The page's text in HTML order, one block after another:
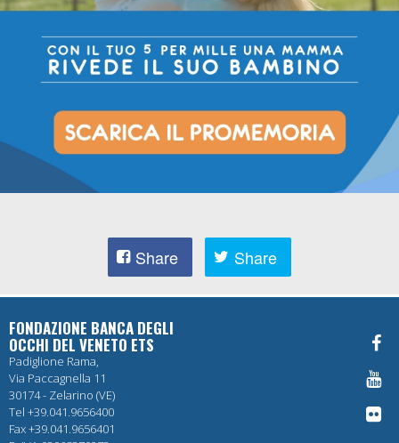
Share Share
FONDAZIONE BANCA DEGLI
OCCHI DEL VENETO ETS
Padiglione Rama,
Via Paccagnella 11
30174 - Zelarino (VE)
Tel +39.041.9656400
Fax +39.041.9656401